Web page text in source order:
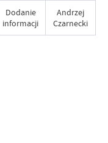
Dodanie
informacji
Andrzej
Czarnecki